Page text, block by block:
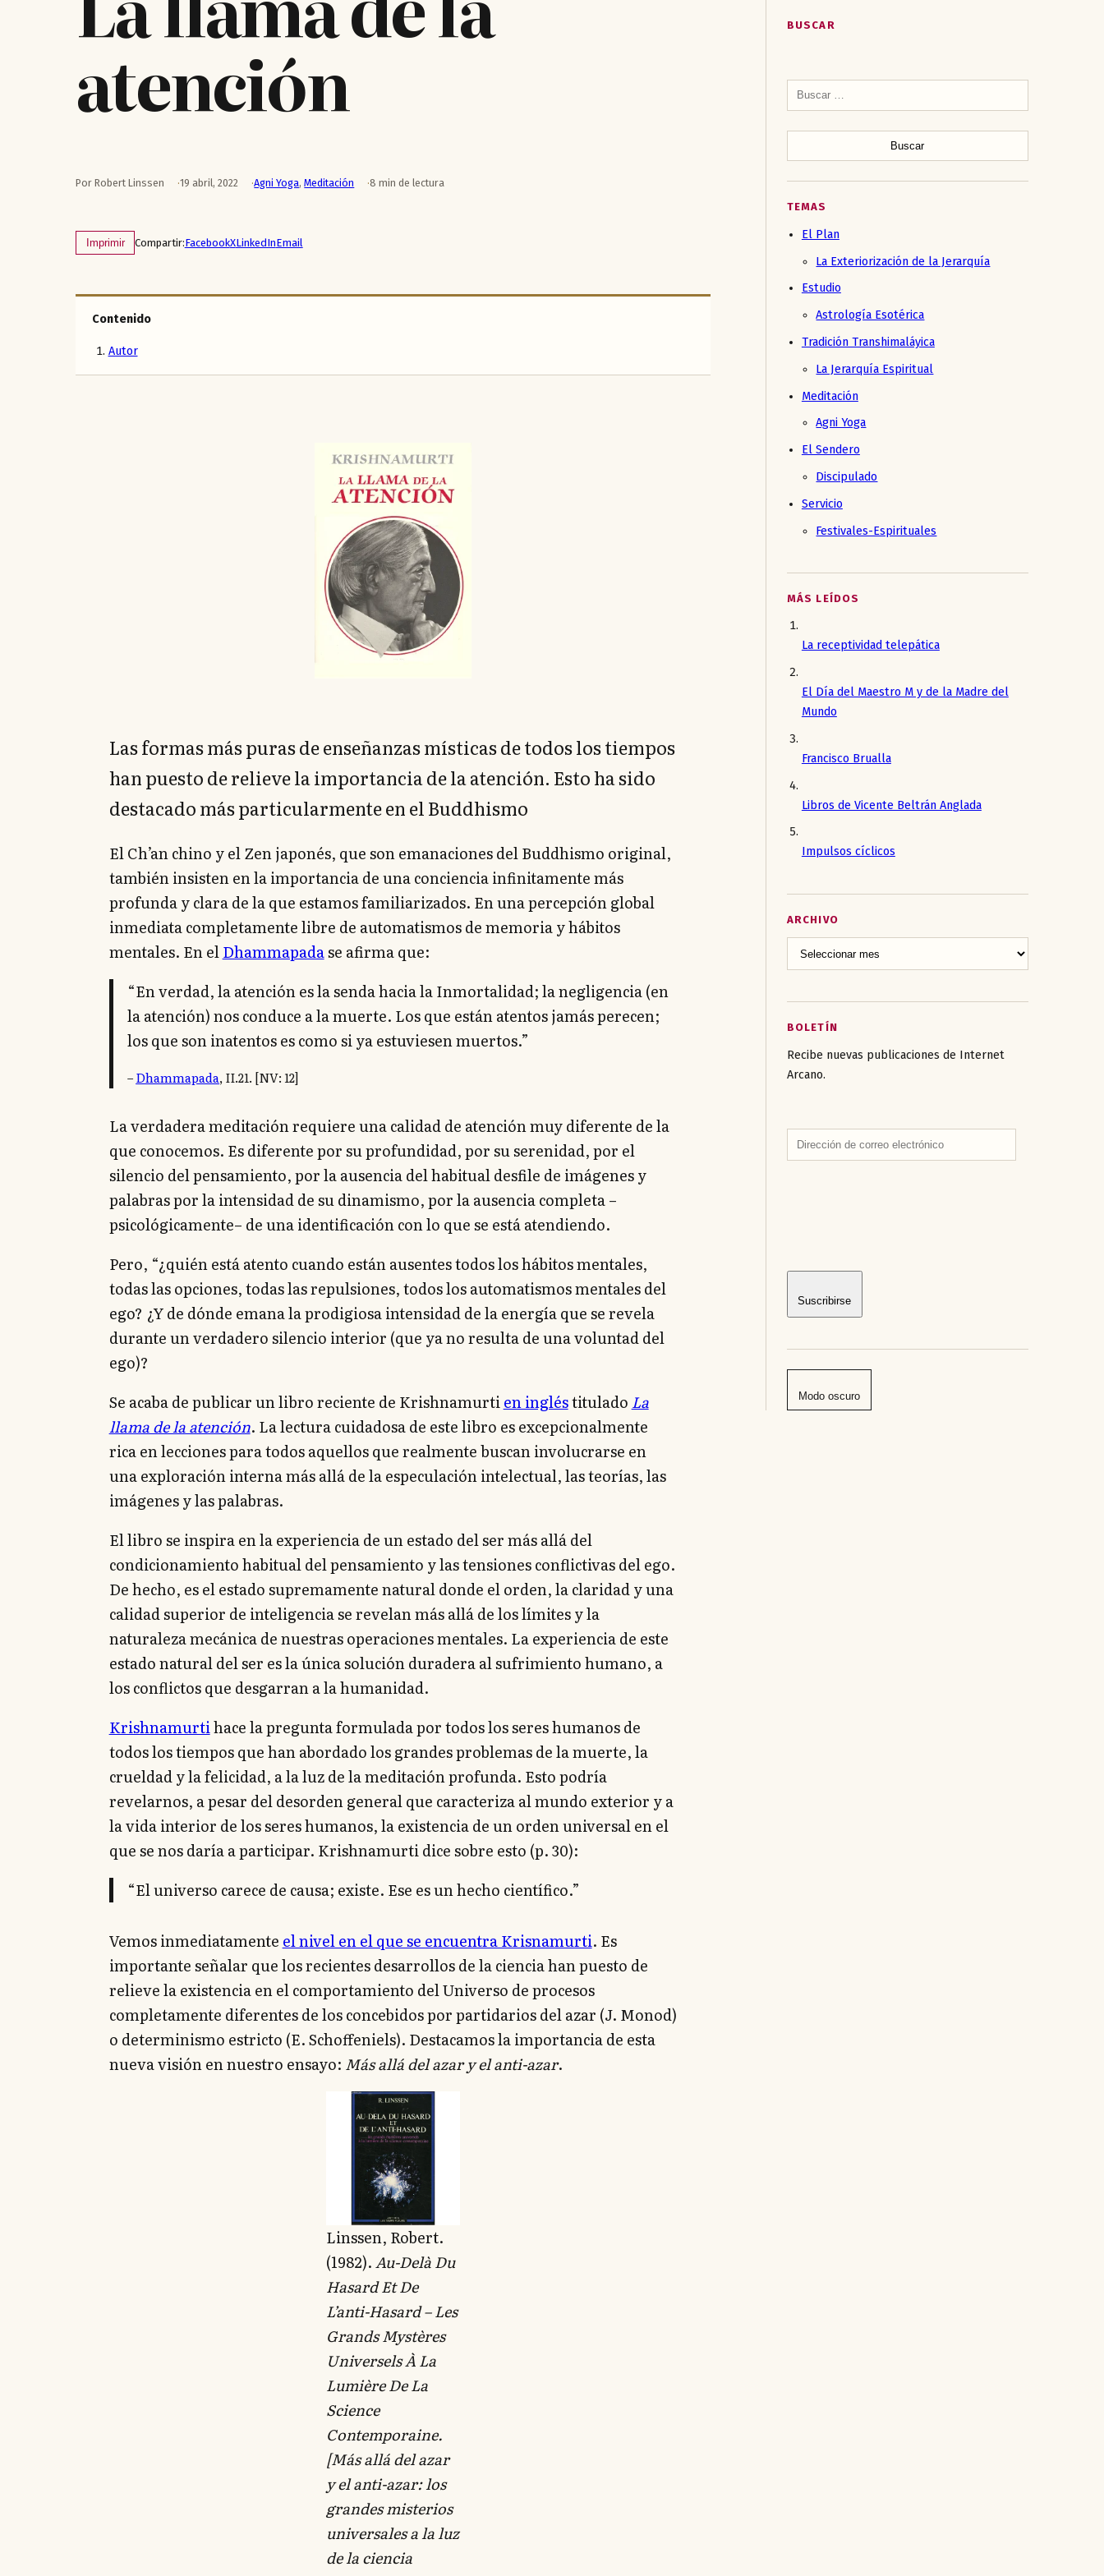
atención
Por Robert Linssen 19 abril, 2022 Agni Yoga,Meditación 8 min de lectura
Imprimir Compartir:FacebookXLinkedInEmail
Contenido
Autor
Las formas más puras de enseñanzas místicas de todos los tiempos
han puesto de relieve la importancia de la atención. Esto ha sido
destacado más particularmente en el Buddhismo
El Ch’an chino y el Zen japonés, que son emanaciones del Buddhismo original,
también insisten en la importancia de una conciencia infinitamente más
profunda y clara de la que estamos familiarizados. En una percepción global
inmediata completamente libre de automatismos de memoria y hábitos
mentales. En elDhammapadase afirma que:
“En verdad, la atención es la senda hacia la Inmortalidad; la negligencia (en
la atención) nos conduce a la muerte. Los que están atentos jamás perecen;
los que son inatentos es como si ya estuviesen muertos.”
–Dhammapada, II.21. [NV: 12]
La verdadera meditación requiere una calidad de atención muy diferente de la
que conocemos. Es diferente por su profundidad, por su serenidad, por el
silencio del pensamiento, por la ausencia del habitual desfile de imágenes y
palabras por la intensidad de su dinamismo, por la ausencia completa –
psicológicamente– de una identificación con lo que se está atendiendo.
Pero, “¿quién está atento cuando están ausentes todos los hábitos mentales,
todas las opciones, todas las repulsiones, todos los automatismos mentales del
ego? ¿Y de dónde emana la prodigiosa intensidad de la energía que se revela
durante un verdadero silencio interior (que ya no resulta de una voluntad del
ego)?
Se acaba de publicar un libro reciente de Krishnamurtien ingléstitulado La
llama de la atención. La lectura cuidadosa de este libro es excepcionalmente
rica en lecciones para todos aquellos que realmente buscan involucrarse en
una exploración interna más allá de la especulación intelectual, las teorías, las
imágenes y las palabras.
El libro se inspira en la experiencia de un estado del ser más allá del
condicionamiento habitual del pensamiento y las tensiones conflictivas del ego.
De hecho, es el estado supremamente natural donde el orden, la claridad y una
calidad superior de inteligencia se revelan más allá de los límites y la
naturaleza mecánica de nuestras operaciones mentales. La experiencia de este
estado natural del ser es la única solución duradera al sufrimiento humano, a
los conflictos que desgarran a la humanidad.
Krishnamurtihace la pregunta formulada por todos los seres humanos de
todos los tiempos que han abordado los grandes problemas de la muerte, la
crueldad y la felicidad, a la luz de la meditación profunda. Esto podría
revelarnos, a pesar del desorden general que caracteriza al mundo exterior y a
la vida interior de los seres humanos, la existencia de un orden universal en el
que se nos daría a participar. Krishnamurti dice sobre esto (p. 30):
“El universo carece de causa; existe. Ese es un hecho científico.”
Vemos inmediatamente el nivel en el que se encuentra Krisnamurti. Es
importante señalar que los recientes desarrollos de la ciencia han puesto de
relieve la existencia en el comportamiento del Universo de procesos
completamente diferentes de los concebidos por partidarios del azar (J. Monod)
o determinismo estricto (E. Schoffeniels). Destacamos la importancia de esta
nueva visión en nuestro ensayo: Más allá del azar y el anti-azar.
Linssen, Robert.
(1982).Au-Delà Du
Hasard Et De
L’anti-Hasard – Les
Grands Mystères
Universels À La
Lumière De La
Science
Contemporaine.
[Más allá del azar
y el anti-azar: los
grandes misterios
universales a la luz
de la ciencia
BUSCAR
TEMAS
El Plan
La Exteriorización de la Jerarquía
Estudio
Astrología Esotérica
Tradición Transhimaláyica
La Jerarquía Espiritual
Meditación
Agni Yoga
El Sendero
Discipulado
Servicio
Festivales-Espirituales
MÁS LEÍDOS
La receptividad telepática
El Día del Maestro M y de la Madre del
Mundo
Francisco Brualla
Libros de Vicente Beltrán Anglada
Impulsos cíclicos
ARCHIVO
BOLETÍN
Recibe nuevas publicaciones de Internet
Arcano.
Dirección
de
Suscribirse
Modo oscuro